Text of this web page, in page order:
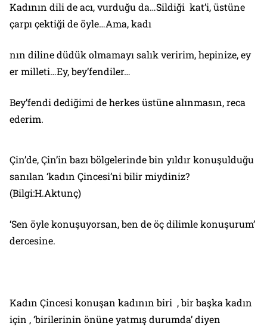
Kadının dili de acı, vurduğu da…Sildiği kat’i, üstüne
çarpı çektiği de öyle…Ama, kadı
nın diline düdük olmamayı salık veririm, hepinize, ey
er milleti…Ey, bey’fendiler…
Bey’fendi dediğimi de herkes üstüne alınmasın, reca
ederim.
Çin’de, Çin’in bazı bölgelerinde bin yıldır konuşulduğu
sanılan ‘kadın Çincesi’ni bilir miydiniz?
(Bilgi:H.Aktunç)
‘Sen öyle konuşuyorsan, ben de öç dilimle konuşurum’
dercesine.
Kadın Çincesi konuşan kadının biri , bir başka kadın
için , ‘birilerinin önüne yatmış durumda’ diyen